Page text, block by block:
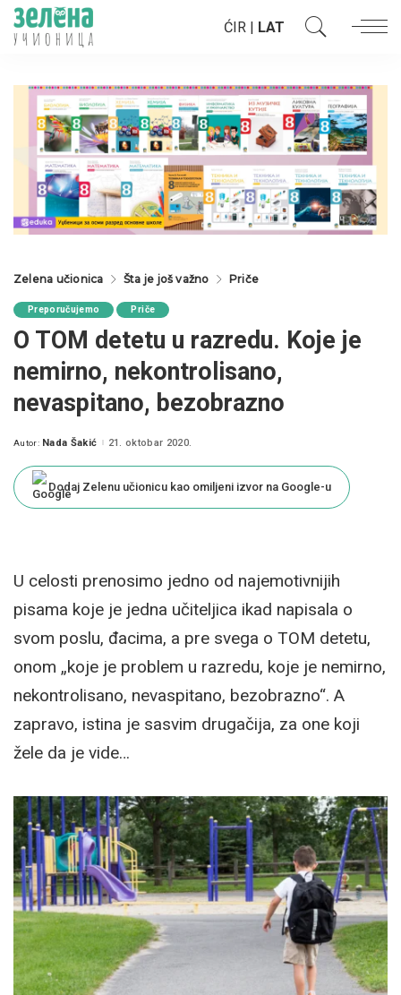
ĆIR | LAT
Zelena učionica Šta je još važno Priče
Preporučujemo Priče
O TOM detetu u razredu. Koje je
nemirno, nekontrolisano,
nevaspitano, bezobrazno
Posted
Autor: Nada Šakić 21. oktobar 2020.
Dodaj Zelenu učionicu kao omiljeni izvor na Google-u
U celosti prenosimo jedno od najemotivnijih
pisama koje je jedna učiteljica ikad napisala o
svom poslu, đacima, a pre svega o TOM detetu,
onom „koje je problem u razredu, koje je nemirno,
nekontrolisano, nevaspitano, bezobrazno“. A
zapravo, istina je sasvim drugačija, za one koji
žele da je vide…